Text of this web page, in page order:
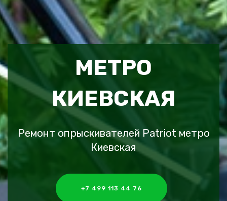
МЕТРО
КИЕВСКАЯ
Ремонт опрыскивателей Patriot метро
Киевская
+7 499 113 44 76